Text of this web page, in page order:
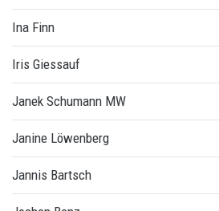
Ina Finn
Iris Giessauf
Janek Schumann MW
Janine Löwenberg
Jannis Bartsch